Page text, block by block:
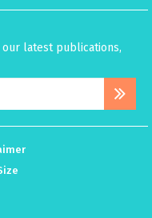
latest publications,